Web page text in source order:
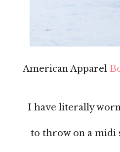
American Apparel
I have literally
to throw on a midi